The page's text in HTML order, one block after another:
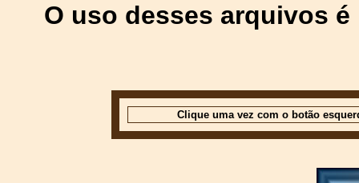
O uso desses arquivos
Clique uma vez com o botão